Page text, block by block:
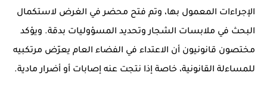
الإجراءات المعمول بها، وتم فتح محضر في الغرض لاستكمال
البحث في ملابسات الشجار وتحديد المسؤوليات بدقة. ويؤكد
مختصون قانونيون أن الاعتداء في الفضاء العام يعرّض مرتكبيه
للمساءلة القانونية، خاصة إذا نتجت عنه إصابات أو أضرار مادية.